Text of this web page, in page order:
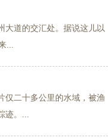
大道的交汇处。据说这儿以
...
仅二十多公里的水域，被渔
。...